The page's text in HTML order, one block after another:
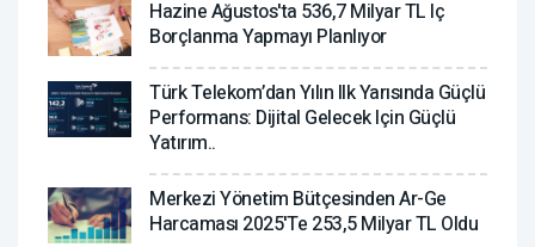
Hazine Ağustos'ta 536,7 Milyar TL Iç
Borçlanma Yapmayı Planlıyor
Türk Telekom’dan Yılın Ilk Yarısında Güçlü
Performans: Dijital Gelecek Için Güçlü
Yatırım..
Merkezi Yönetim Bütçesinden Ar-Ge
Harcaması 2025'te 253,5 Milyar TL Oldu